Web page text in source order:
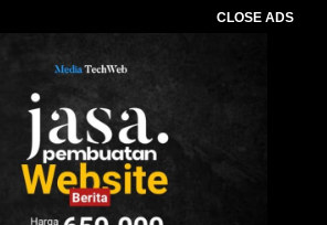
CLOSE ADS